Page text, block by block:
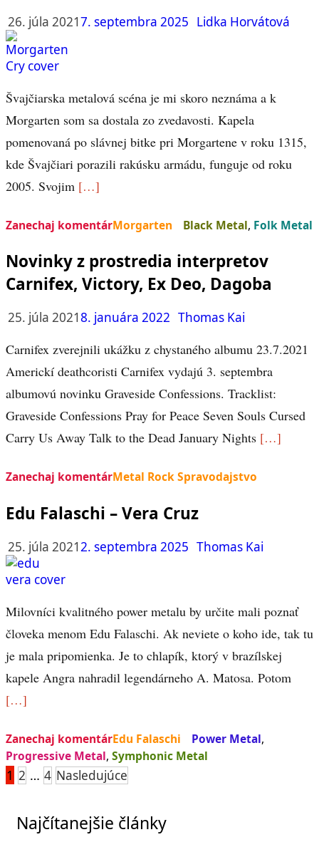
26. júla 20217. septembra 2025 Lidka Horvátová
Švajčiarska metalová scéna je mi skoro neznáma a k
Morgarten som sa dostala zo zvedavosti. Kapela
pomenovaná po slávnej bitke pri Morgartene v roku 1315,
kde Švajčiari porazili rakúsku armádu, funguje od roku
2005. Svojim […]
Zanechaj komentárMorgarten Black Metal, Folk Metal
Novinky z prostredia interpretov
Carnifex, Victory, Ex Deo, Dagoba
25. júla 20218. januára 2022 Thomas Kai
Carnifex zverejnili ukážku z chystaného albumu 23.7.2021
Americkí deathcoristi Carnifex vydajú 3. septembra
albumovú novinku Graveside Confessions. Tracklist:
Graveside Confessions Pray for Peace Seven Souls Cursed
Carry Us Away Talk to the Dead January Nights […]
Zanechaj komentárMetal Rock Spravodajstvo
Edu Falaschi – Vera Cruz
25. júla 20212. septembra 2025 Thomas Kai
Milovníci kvalitného power metalu by určite mali poznať
človeka menom Edu Falaschi. Ak neviete o koho ide, tak tu
je mala pripomienka. Je to chlapík, ktorý v brazílskej
kapele Angra nahradil legendárneho A. Matosa. Potom
[…]
Zanechaj komentárEdu Falaschi Power Metal,
Progressive Metal, Symphonic Metal
Stránkovanie
1 2 … 4 Nasledujúce
Najčítanejšie články